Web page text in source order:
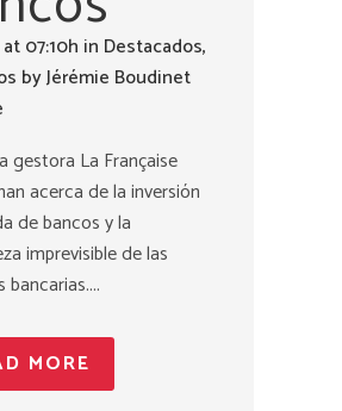
07:10h in Destacados,
byJérémie Boudinet
gestora La Française
acerca de la inversión
de bancos y la
imprevisible de las
bancarias....
MORE